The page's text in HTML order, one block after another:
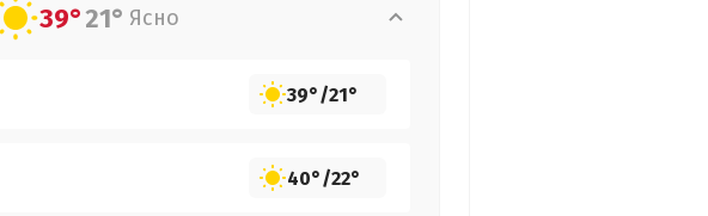
39°21° Ясно
39°/21°
40°/22°